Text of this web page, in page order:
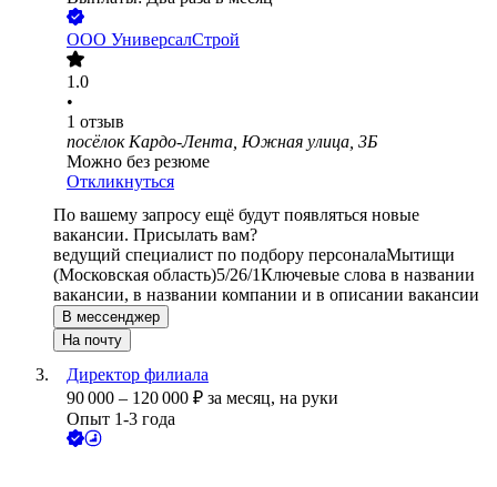
ООО УниверсалСтрой
1.0
•
1 отзыв
посёлок Кардо-Лента, Южная улица, 3Б
Можно без резюме
Откликнуться
По вашему запросу ещё будут появляться новые
вакансии. Присылать вам?
ведущий специалист по подбору персоналаМытищи
(Московская область)5/26/1Ключевые слова в названии
вакансии, в названии компании и в описании вакансии
В мессенджер
На почту
Директор филиала
90 000 – 120 000 ₽ за месяц, на руки
Опыт 1-3 года